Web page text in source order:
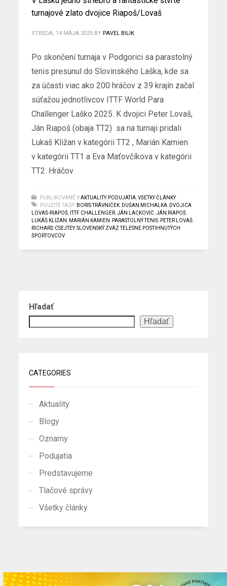
turnajové zlato dvojice Riapoš/Lovaš
STREDA, 14 MÁJA 2025 BY PAVEL BILIK
Po skončení turnaja v Podgorici sa parastolný
tenis presunul do Slovinského Laška, kde sa
za účasti viac ako 200 hráčov z 39 krajín začal
súťažou jednotlivcov ITTF World Para
Challenger Laško 2025. K dvojici Peter Lovaš,
Ján Riapoš (obaja TT2) sa na turnaji pridali
Lukaš Kližan v kategórii TT2 , Marián Kamien
v kategórii TT1 a Eva Maťovčíkova v kategórii
TT2. Hráčov
PUBLIKOVANÉ V AKTUALITY, PODUJATIA ,VŠETKY ČLÁNKY
POUŽITÉ TAGY: BORIS TRÁVNIČEK DUŠAN MICHALKA DVOJICA
LOVAŠ-RIAPOŠ ITTF CHALLENGER ,JÁN LACKOVIČ ,JÁN RIAPOŠ
LUKÁŠ KLIŽAN
MARIÁN KAMIEN PARASTOLNÝ TENIS PETER LOVAŠ
RICHARD CSEJTEY,SLOVENSKÝ ZVÄZ TELESNE POSTIHNUTÝCH
ŠPORTOVCOV
Hľadať
Hľadať
CATEGORIES
Aktuality
Blogy
Oznamy
Podujatia
Predstavujeme
Tlačové správy
Všetky články